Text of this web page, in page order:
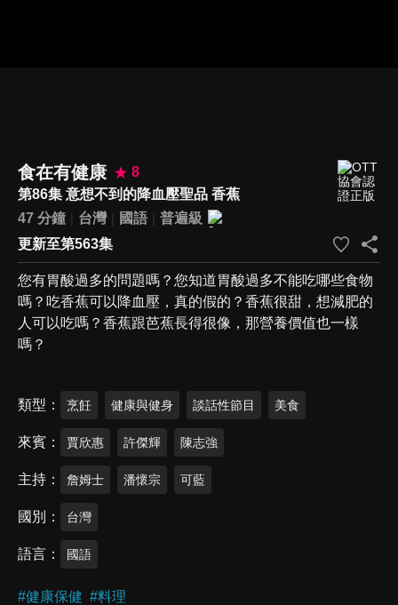
食在有健康
8
第86集 意想不到的降血壓聖品 香蕉
47 分鐘
台灣 國語
普遍級
更新至第563集
您有胃酸過多的問題嗎？您知道胃酸過多不能吃哪些食物
嗎？吃香蕉可以降血壓，真的假的？香蕉很甜，想減肥的
人可以吃嗎？香蕉跟芭蕉長得很像，那營養價值也一樣
嗎？
類型 烹飪 健康與健身 談話性節目 美食
來賓 賈欣惠 許傑輝 陳志強
主持 詹姆士 潘懷宗 可藍
國別 台灣
語言 國語
#健康保健 #料理